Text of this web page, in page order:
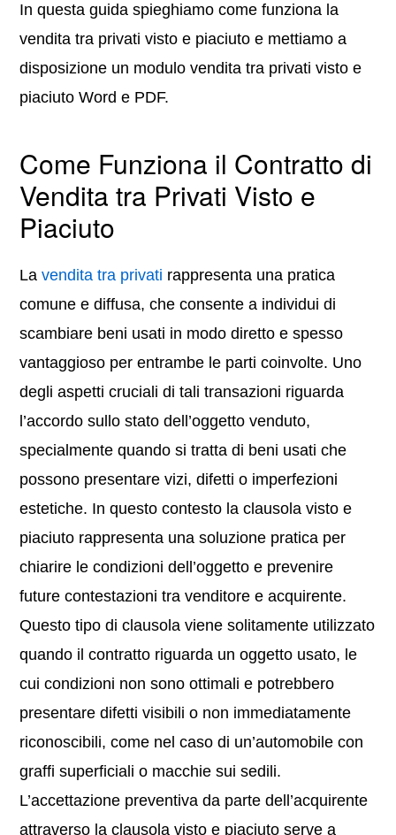
In questa guida spieghiamo come funziona la
vendita tra privati visto e piaciuto e mettiamo a
disposizione un modulo vendita tra privati visto e
piaciuto Word e PDF.
Come Funziona il Contratto di
Vendita tra Privati Visto e
Piaciuto
Lavendita tra privati rappresenta una pratica
comune e diffusa, che consente a individui di
scambiare beni usati in modo diretto e spesso
vantaggioso per entrambe le parti coinvolte. Uno
degli aspetti cruciali di tali transazioni riguarda
l’accordo sullo stato dell’oggetto venduto,
specialmente quando si tratta di beni usati che
possono presentare vizi, difetti o imperfezioni
estetiche. In questo contesto la clausola visto e
piaciuto rappresenta una soluzione pratica per
chiarire le condizioni dell’oggetto e prevenire
future contestazioni tra venditore e acquirente.
Questo tipo di clausola viene solitamente utilizzato
quando il contratto riguarda un oggetto usato, le
cui condizioni non sono ottimali e potrebbero
presentare difetti visibili o non immediatamente
riconoscibili, come nel caso di un’automobile con
graffi superficiali o macchie sui sedili.
L’accettazione preventiva da parte dell’acquirente
attraverso la clausola visto e piaciuto serve a